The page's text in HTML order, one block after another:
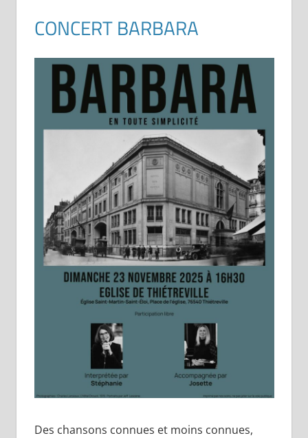
CONCERT BARBARA
Des chansons connues et moins connues,